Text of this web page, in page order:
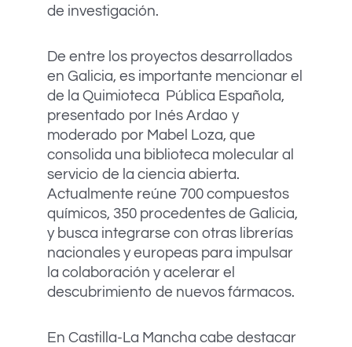
de investigación.
De entre los proyectos desarrollados
en Galicia, es importante mencionar el
de la Quimioteca Pública Española,
presentado por Inés Ardao y
moderado por Mabel Loza, que
consolida una biblioteca molecular al
servicio de la ciencia abierta.
Actualmente reúne 700 compuestos
químicos, 350 procedentes de Galicia,
y busca integrarse con otras librerías
nacionales y europeas para impulsar
la colaboración y acelerar el
descubrimiento de nuevos fármacos.
En Castilla-La Mancha cabe destacar